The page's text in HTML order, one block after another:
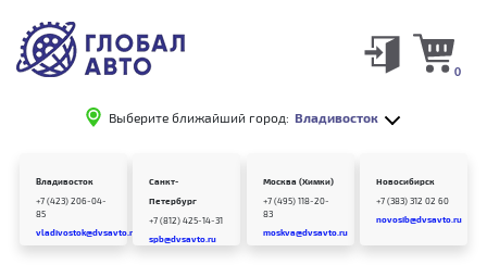
Выберите ближайший город: Владивосток
0
Владивосток
+7 (423) 206-04-
85
vladivostok@dvsavto.ru
Санкт-
Петербург
+7 (812) 425-14-31
spb@dvsavto.ru
Москва (Химки)
+7 (495) 118-20-
83
moskva@dvsavto.ru
Новосибирск
+7 (383) 312 02 60
novosib@dvsavto.ru